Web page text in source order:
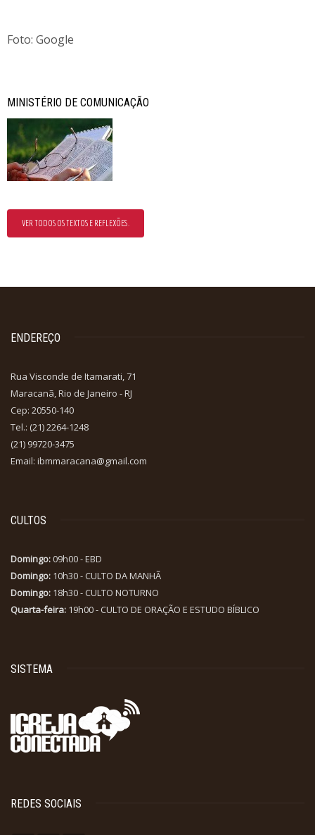
Foto: Google
MINISTÉRIO DE COMUNICAÇÃO
VER TODOS OS TEXTOS E REFLEXÕES.
ENDEREÇO
Rua Visconde de Itamarati, 71
Maracanã, Rio de Janeiro - RJ
Cep: 20550-140
Tel.: (21) 2264-1248
(21) 99720-3475
Email: ibmmaracana@gmail.com
CULTOS
Domingo:09h00 - EBD
Domingo: 10h30 - CULTO DA MANHÃ
Domingo: 18h30 - CULTO NOTURNO
Quarta-feira: 19h00 - CULTO DE ORAÇÃO E ESTUDO BÍBLICO
SISTEMA
REDES SOCIAIS